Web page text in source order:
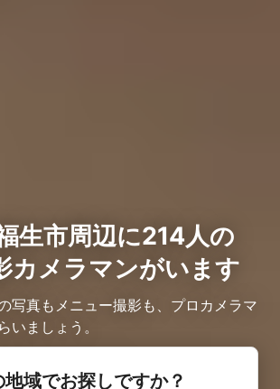
生市周辺に214人の
カメラマンがいます
写真もメニュー撮影も、プロカメラマ
いましょう。
地域でお探しですか？